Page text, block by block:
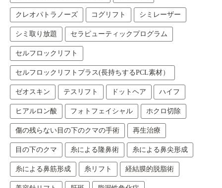
クレオパトラノーズ コグリフト シミレーザー
シミ取り放題 セラピューティックプログラム
セルフロックリフト
セルフロックリフトプラス(長持ちするPCL素材）
ゼオスキン テスリフト ドットヘア ハイフ
ヒアルロン酸 フォトフェイシャル ホクロ切除
傷の残らない目の下のクマの手術 再生治療
目の下のクマ 糸による隆鼻術 糸による鼻尖形成
糸による鼻筋形成 糸リフト 経結膜的脱脂術